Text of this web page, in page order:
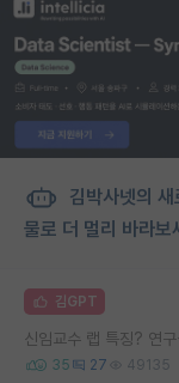
김박사넷의
물로 더 멀리 바라보
김GPT
신임교수 랩 특징? 연
35 27 49135